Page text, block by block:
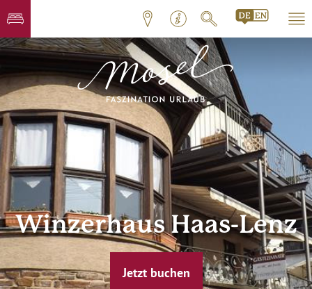
Winzerhaus Haas-Lenz
Jetzt buchen